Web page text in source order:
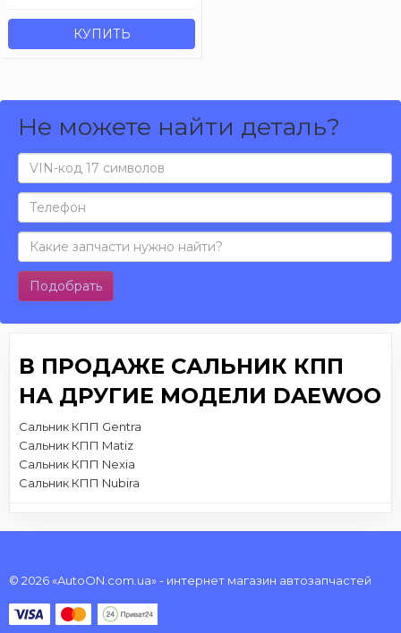
КУПИТЬ
Не можете найти деталь?
Подобрать
В ПРОДАЖЕ САЛЬНИК КПП
НА ДРУГИЕ МОДЕЛИ DAEWOO
Сальник КПП Gentra
Сальник КПП Matiz
Сальник КПП Nexia
Сальник КПП Nubira
© 2026 «AutoON.com.ua» - интернет магазин автозапчастей